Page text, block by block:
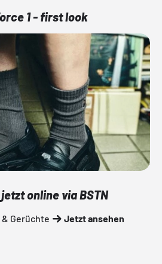
1 - first look
online via BSTN
Gerüchte Jetzt ansehen